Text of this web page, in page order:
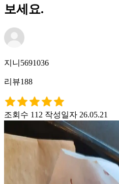
보세요.
지니5691036
리뷰188
조회수 112 작성일자 26.05.21